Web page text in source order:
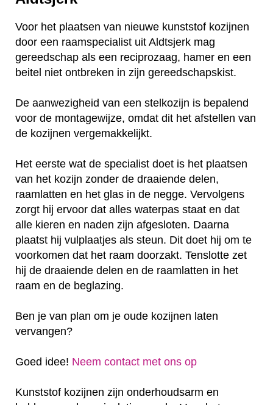
Voor het plaatsen van nieuwe kunststof kozijnen
door een raamspecialist uit Aldtsjerk mag
gereedschap als een reciprozaag, hamer en een
beitel niet ontbreken in zijn gereedschapskist.
De aanwezigheid van een stelkozijn is bepalend
voor de montagewijze, omdat dit het afstellen van
de kozijnen vergemakkelijkt.
Het eerste wat de specialist doet is het plaatsen
van het kozijn zonder de draaiende delen,
raamlatten en het glas in de negge. Vervolgens
zorgt hij ervoor dat alles waterpas staat en dat
alle kieren en naden zijn afgesloten. Daarna
plaatst hij vulplaatjes als steun. Dit doet hij om te
voorkomen dat het raam doorzakt. Tenslotte zet
hij de draaiende delen en de raamlatten in het
raam en de beglazing.
Ben je van plan om je oude kozijnen laten
vervangen?
Goed idee! Neem contact met ons op
Kunststof kozijnen zijn onderhoudsarm en